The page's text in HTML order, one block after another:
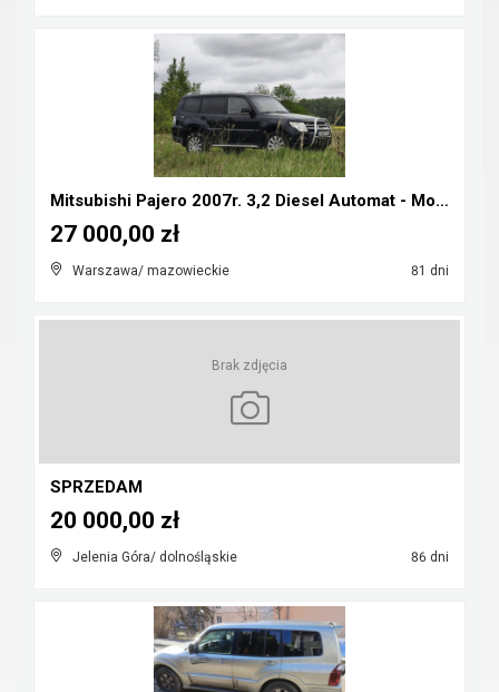
Mitsubishi Pajero 2007r. 3,2 Diesel Automat - Możl...
Warszawa/ mazowieckie 81 dni
27 000,00 zł
Brak zdjęcia
SPRZEDAM
Jelenia Góra/ dolnośląskie 86 dni
20 000,00 zł